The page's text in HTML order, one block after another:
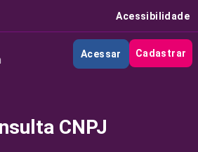
Acessibilidade
Acessar Cadastrar
CNPJ